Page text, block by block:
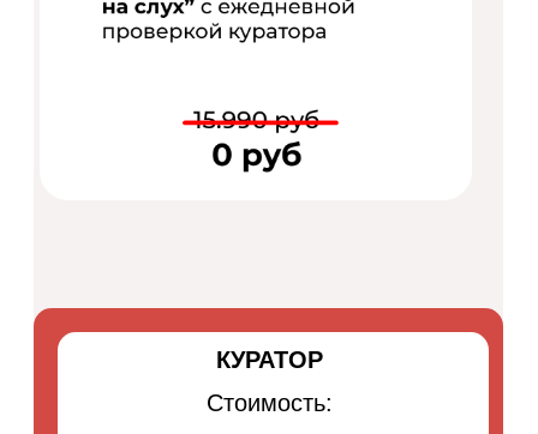
Стоимость:
КУРАТОР